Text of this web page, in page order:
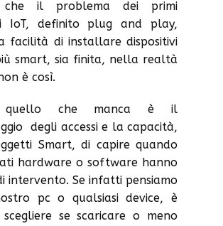
che il problema dei primi
IoT, definito plug and play,
facilità di installare dispositivi
smart, sia finita, nella realtà
è così.
quello che manca è il
degli accessi e la capacità,
Smart, di capire quando
hardware o software hanno
intervento. Se infatti pensiamo
pc o qualsiasi device, è
scegliere se scaricare o meno